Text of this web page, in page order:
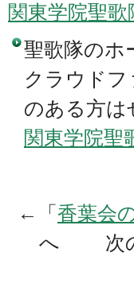
関東学院聖
聖歌隊のホ
クラウド
のある方は
関東学院聖
←「 香葉会
へ 次の